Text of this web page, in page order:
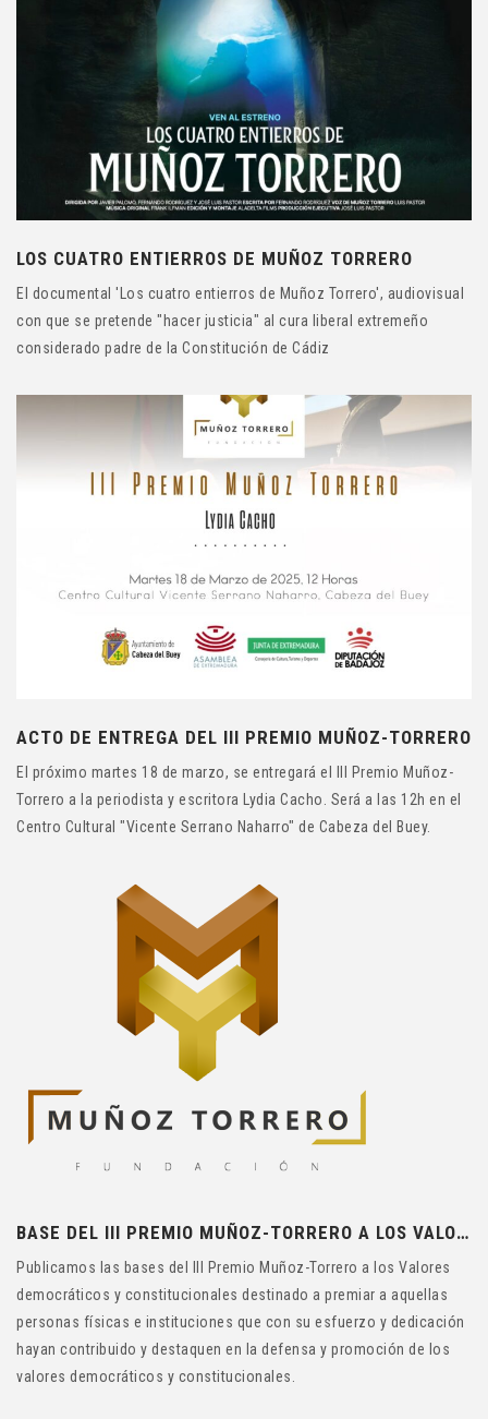
LOS CUATRO ENTIERROS DE MUÑOZ TORRERO
El documental 'Los cuatro entierros de Muñoz Torrero', audiovisual
con que se pretende "hacer justicia" al cura liberal extremeño
considerado padre de la Constitución de Cádiz
ACTO DE ENTREGA DEL III PREMIO MUÑOZ-TORRERO
El próximo martes 18 de marzo, se entregará el III Premio Muñoz-
Torrero a la periodista y escritora Lydia Cacho. Será a las 12h en el
Centro Cultural "Vicente Serrano Naharro" de Cabeza del Buey.
BASE DEL III PREMIO MUÑOZ-TORRERO A LOS VALORES DEMOCRÁTICOS Y CONSTITUCIONALES
Publicamos las bases del III Premio Muñoz-Torrero a los Valores
democráticos y constitucionales destinado a premiar a aquellas
personas físicas e instituciones que con su esfuerzo y dedicación
hayan contribuido y destaquen en la defensa y promoción de los
valores democráticos y constitucionales.